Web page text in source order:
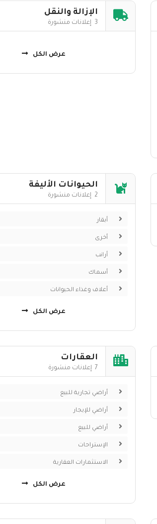
الإزالة والنقل
3 إعلانات منشورة
عرض الكل
الحيوانات الأليفة
2 إعلانات منشورة
أبقار
أخرى
أرانب
أسماك
أعلاف وغذاء الحيوانات
عرض الكل
العقارات
7 إعلانات منشورة
أراضي تجارية للبيع
أراضي للإيجار
أراضي للبيع
الإستراحات
الاستثمارات العقارية
عرض الكل